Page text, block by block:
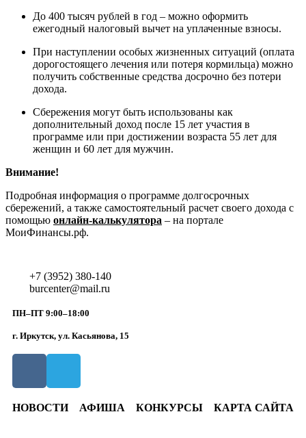
До 400 тысяч рублей в год – можно оформить
ежегодный налоговый вычет на уплаченные взносы.
При наступлении особых жизненных ситуаций (оплата
дорогостоящего лечения или потеря кормильца) можно
получить собственные средства досрочно без потери
дохода.
Сбережения могут быть использованы как
дополнительный доход после 15 лет участия в
программе или при достижении возраста 55 лет для
женщин и 60 лет для мужчин.
Внимание!
Подробная информация о программе долгосрочных
сбережений, а также самостоятельный расчет своего дохода с
помощью онлайн-калькулятора – на портале
МоиФинансы.рф.
+7 (3952) 380-140
burcenter@mail.ru
ПН–ПТ 9:00–18:00
г. Иркутск, ул. Касьянова, 15
НОВОСТИ АФИША КОНКУРСЫ КАРТА САЙТА